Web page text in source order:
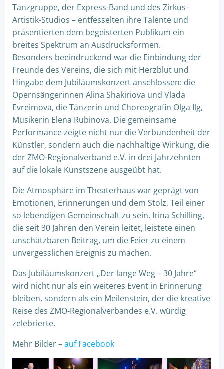
Tanzgruppe, der Express-Band und des Zirkus-
Artistik-Studios – entfesselten ihre Talente und
präsentierten dem begeisterten Publikum ein
breites Spektrum an Ausdrucksformen.
Besonders beeindruckend war die Einbindung der
Freunde des Vereins, die sich mit Herzblut und
Hingabe dem Jubiläumskonzert anschlossen: die
Opernsängerinnen Alina Shakiriova und Vlada
Evreimova, die Tänzerin und Choreografin Olga Ilg,
Musikerin Elena Rubinova. Die gemeinsame
Performance zeigte nicht nur die Verbundenheit der
Künstler, sondern auch die nachhaltige Wirkung, die
der ZMO-Regionalverband e.V. in drei Jahrzehnten
auf die lokale Kunstszene ausgeübt hat.
Die Atmosphäre im Theaterhaus war geprägt von
Emotionen, Erinnerungen und dem Stolz, Teil einer
so lebendigen Gemeinschaft zu sein. Irina Schilling,
die seit 30 Jahren den Verein leitet, leistete einen
unschätzbaren Beitrag, um die Feier zu einem
unvergesslichen Ereignis zu machen.
Das Jubiläumskonzert „Der lange Weg – 30 Jahre“
wird nicht nur als ein weiteres Event in Erinnerung
bleiben, sondern als ein Meilenstein, der die kreative
Reise des ZMO-Regionalverbandes e.V. würdig
zelebrierte.
Mehr Bilder –auf Facebook